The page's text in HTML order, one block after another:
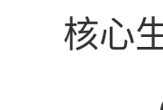
核心